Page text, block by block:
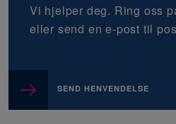
Vi hjelper deg. Ring oss
eller send en e-post til
SEND HENVENDELSE